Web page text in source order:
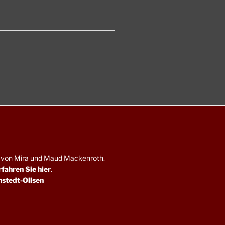
Mira und Maud Mackenroth.
Sie hier.
Ollsen